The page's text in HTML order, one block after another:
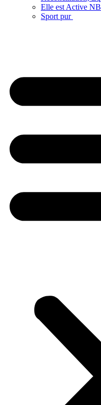
Elle est Active NB
Sport pur